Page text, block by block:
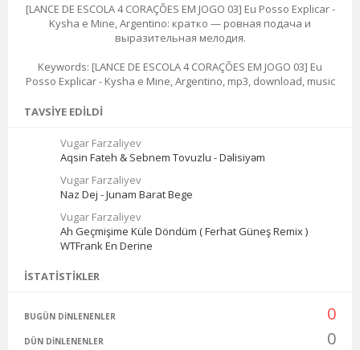
[LANCE DE ESCOLA 4 CORAÇÕES EM JOGO 03] Eu Posso Explicar -
Kysha e Mine, Argentino: кратко — ровная подача и
выразительная мелодия.
Keywords: [LANCE DE ESCOLA 4 CORAÇÕES EM JOGO 03] Eu
Posso Explicar - Kysha e Mine, Argentino, mp3, download, music
TAVSIYE EDILDI
Vugar Farzaliyev
Aqsin Fateh & Sebnem Tovuzlu - Dəlisiyəm
Vugar Farzaliyev
Naz Dej - Junam Barat Bege
Vugar Farzaliyev
Ah Geçmişime Küle Döndüm ( Ferhat Güneş Remix )
WTFrank En Derine
İSTATISTIKLER
BUGÜN DINLENENLER 0
DÜN DINLENENLER 0